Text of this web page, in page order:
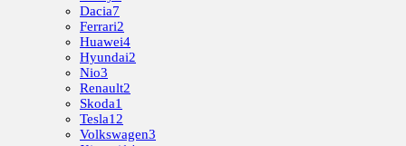
Dacia7
Ferrari2
Huawei4
Hyundai2
Nio3
Renault2
Skoda1
Tesla12
Volkswagen3